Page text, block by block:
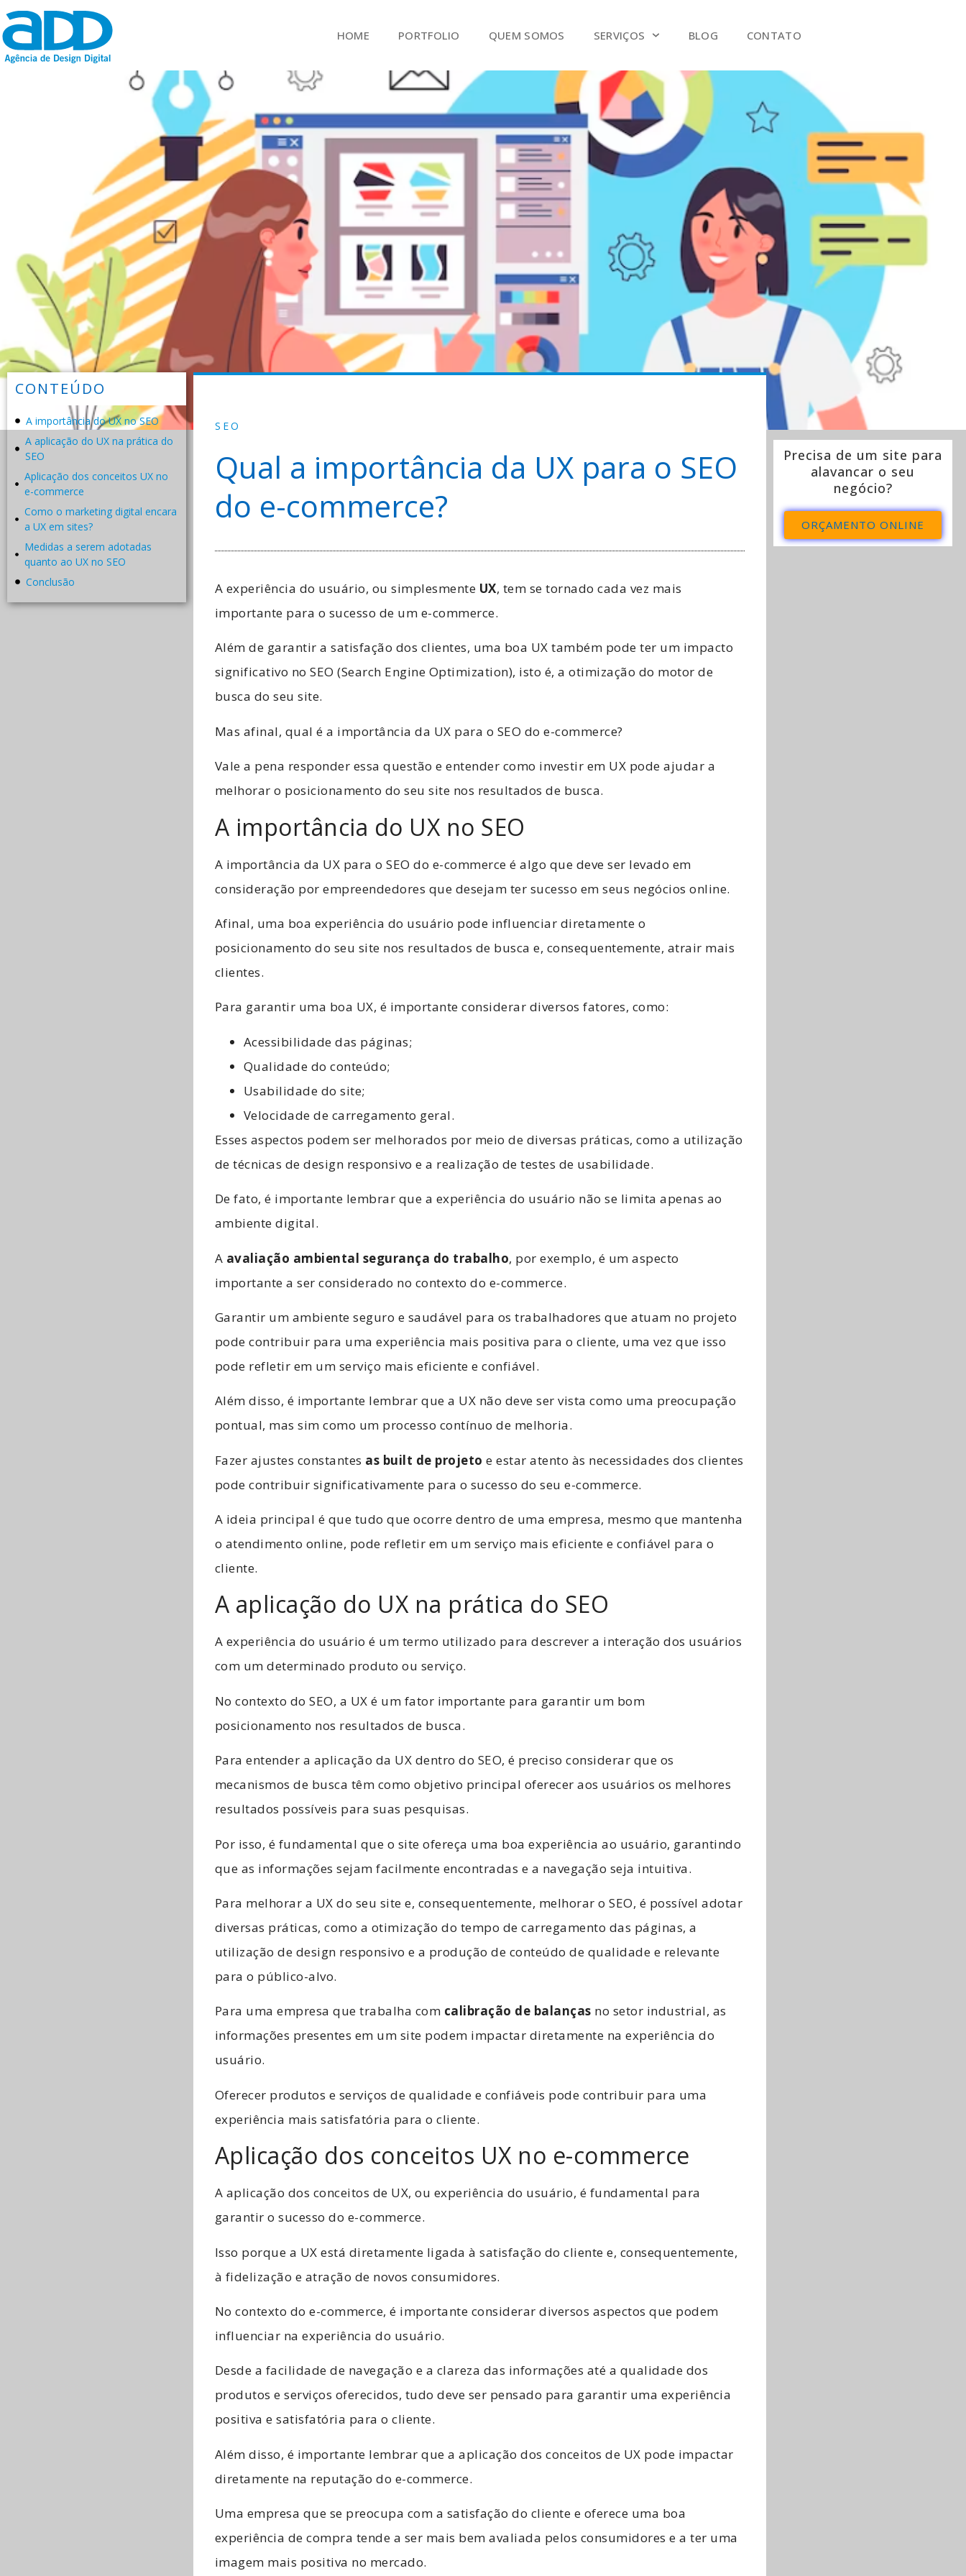
HOME PORTFOLIO QUEM SOMOS SERVIÇOS BLOG CONTATO
CONTEÚDO
A importância do UX no SEO
A aplicação do UX na prática do
SEO
Aplicação dos conceitos UX no
e-commerce
Como o marketing digital encara
a UX em sites?
Medidas a serem adotadas
quanto ao UX no SEO
Conclusão
SEO
Qual a importância da UX para o SEO
do e-commerce?
A experiência do usuário, ou simplesmente UX, tem se tornado cada vez mais
importante para o sucesso de um e-commerce.
Além de garantir a satisfação dos clientes, uma boa UX também pode ter um impacto
significativo no SEO (Search Engine Optimization), isto é, a otimização do motor de
busca do seu site.
Mas afinal, qual é a importância da UX para o SEO do e-commerce?
Vale a pena responder essa questão e entender como investir em UX pode ajudar a
melhorar o posicionamento do seu site nos resultados de busca.
A importância do UX no SEO
A importância da UX para o SEO do e-commerce é algo que deve ser levado em
consideração por empreendedores que desejam ter sucesso em seus negócios online.
Afinal, uma boa experiência do usuário pode influenciar diretamente o
posicionamento do seu site nos resultados de busca e, consequentemente, atrair mais
clientes.
Para garantir uma boa UX, é importante considerar diversos fatores, como:
Acessibilidade das páginas;
Qualidade do conteúdo;
Usabilidade do site;
Velocidade de carregamento geral.
Esses aspectos podem ser melhorados por meio de diversas práticas, como a utilização
de técnicas de design responsivo e a realização de testes de usabilidade.
De fato, é importante lembrar que a experiência do usuário não se limita apenas ao
ambiente digital.
A avaliação ambiental segurança do trabalho, por exemplo, é um aspecto
importante a ser considerado no contexto do e-commerce.
Garantir um ambiente seguro e saudável para os trabalhadores que atuam no projeto
pode contribuir para uma experiência mais positiva para o cliente, uma vez que isso
pode refletir em um serviço mais eficiente e confiável.
Além disso, é importante lembrar que a UX não deve ser vista como uma preocupação
pontual, mas sim como um processo contínuo de melhoria.
Fazer ajustes constantes as built de projeto e estar atento às necessidades dos clientes
pode contribuir significativamente para o sucesso do seu e-commerce.
A ideia principal é que tudo que ocorre dentro de uma empresa, mesmo que mantenha
o atendimento online, pode refletir em um serviço mais eficiente e confiável para o
cliente.
A aplicação do UX na prática do SEO
A experiência do usuário é um termo utilizado para descrever a interação dos usuários
com um determinado produto ou serviço.
No contexto do SEO, a UX é um fator importante para garantir um bom
posicionamento nos resultados de busca.
Para entender a aplicação da UX dentro do SEO, é preciso considerar que os
mecanismos de busca têm como objetivo principal oferecer aos usuários os melhores
resultados possíveis para suas pesquisas.
Por isso, é fundamental que o site ofereça uma boa experiência ao usuário, garantindo
que as informações sejam facilmente encontradas e a navegação seja intuitiva.
Para melhorar a UX do seu site e, consequentemente, melhorar o SEO, é possível adotar
diversas práticas, como a otimização do tempo de carregamento das páginas, a
utilização de design responsivo e a produção de conteúdo de qualidade e relevante
para o público-alvo.
Para uma empresa que trabalha com calibração de balanças no setor industrial, as
informações presentes em um site podem impactar diretamente na experiência do
usuário.
Oferecer produtos e serviços de qualidade e confiáveis pode contribuir para uma
experiência mais satisfatória para o cliente.
Aplicação dos conceitos UX no e-commerce
A aplicação dos conceitos de UX, ou experiência do usuário, é fundamental para
garantir o sucesso do e-commerce.
Isso porque a UX está diretamente ligada à satisfação do cliente e, consequentemente,
à fidelização e atração de novos consumidores.
No contexto do e-commerce, é importante considerar diversos aspectos que podem
influenciar na experiência do usuário.
Desde a facilidade de navegação e a clareza das informações até a qualidade dos
produtos e serviços oferecidos, tudo deve ser pensado para garantir uma experiência
positiva e satisfatória para o cliente.
Além disso, é importante lembrar que a aplicação dos conceitos de UX pode impactar
diretamente na reputação do e-commerce.
Uma empresa que se preocupa com a satisfação do cliente e oferece uma boa
experiência de compra tende a ser mais bem avaliada pelos consumidores e a ter uma
imagem mais positiva no mercado.
Precisa de um site para
alavancar o seu
negócio?
ORÇAMENTO ONLINE